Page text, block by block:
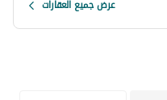
عرض جميع العقارات